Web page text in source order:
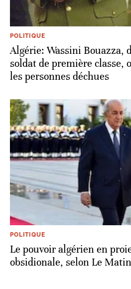
POLITIQUE
Algérie: Wassini Bouazza,
soldat de première classe,
les personnes déchues
POLITIQUE
Le pouvoir algérien en
obsidionale, selon Le